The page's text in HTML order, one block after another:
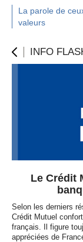
La parole de
valeurs
INFO
Le Crédit
Selon les derniers
Crédit Mutuel
français. Il figure
appréciées de